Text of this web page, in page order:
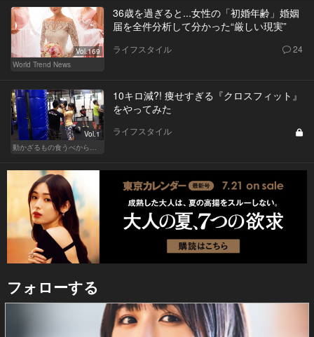
Vol.169
World Trend News
36歳を過ぎると...女性の「初婚年齢」婚姻
届を全件分析して分かった“厳しい現実”
ライフスタイル 24
Vol.1
10キロ減?! 痩せすぎる『クロスフィット』
をやってみた
ライフスタイル
フォローする